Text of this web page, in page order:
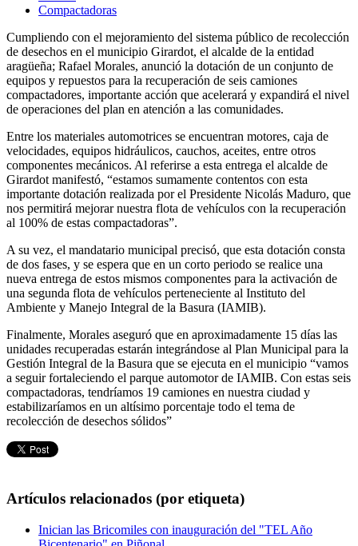
Compactadoras
Cumpliendo con el mejoramiento del sistema público de recolección
de desechos en el municipio Girardot, el alcalde de la entidad
aragüeña; Rafael Morales, anunció la dotación de un conjunto de
equipos y repuestos para la recuperación de seis camiones
compactadores, importante acción que acelerará y expandirá el nivel
de operaciones del plan en atención a las comunidades.
Entre los materiales automotrices se encuentran motores, caja de
velocidades, equipos hidráulicos, cauchos, aceites, entre otros
componentes mecánicos. Al referirse a esta entrega el alcalde de
Girardot manifestó, “estamos sumamente contentos con esta
importante dotación realizada por el Presidente Nicolás Maduro, que
nos permitirá mejorar nuestra flota de vehículos con la recuperación
al 100% de estas compactadoras”.
A su vez, el mandatario municipal precisó, que esta dotación consta
de dos fases, y se espera que en un corto periodo se realice una
nueva entrega de estos mismos componentes para la activación de
una segunda flota de vehículos perteneciente al Instituto del
Ambiente y Manejo Integral de la Basura (IAMIB).
Finalmente, Morales aseguró que en aproximadamente 15 días las
unidades recuperadas estarán integrándose al Plan Municipal para la
Gestión Integral de la Basura que se ejecuta en el municipio “vamos
a seguir fortaleciendo el parque automotor de IAMIB. Con estas seis
compactadoras, tendríamos 19 camiones en nuestra ciudad y
estabilizaríamos en un altísimo porcentaje todo el tema de
recolección de desechos sólidos”
Artículos relacionados (por etiqueta)
Inician las Bricomiles con inauguración del "TEL Año